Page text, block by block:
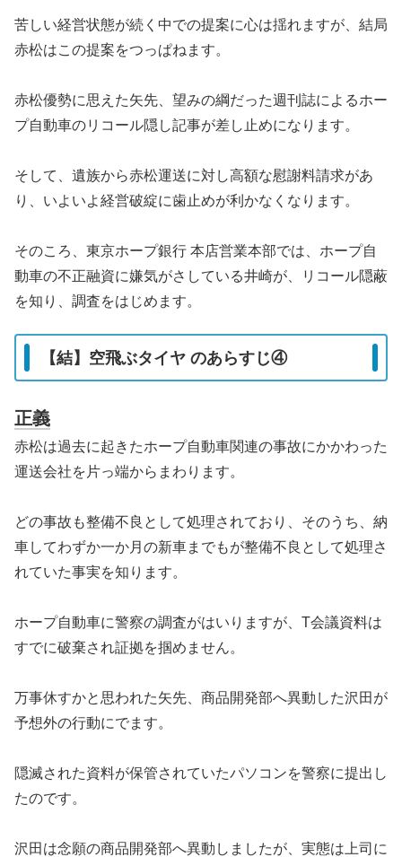
苦しい経営状態が続く中での提案に心は揺れますが、結局
赤松はこの提案をつっぱねます。
赤松優勢に思えた矢先、望みの綱だった週刊誌によるホー
プ自動車のリコール隠し記事が差し止めになります。
そして、遺族から赤松運送に対し高額な慰謝料請求があ
り、いよいよ経営破綻に歯止めが利かなくなります。
そのころ、東京ホープ銀行 本店営業本部では、ホープ自
動車の不正融資に嫌気がさしている井崎が、リコール隠蔽
を知り、調査をはじめます。
【結】空飛ぶタイヤ のあらすじ④
正義
赤松は過去に起きたホープ自動車関連の事故にかかわった
運送会社を片っ端からまわります。
どの事故も整備不良として処理されており、そのうち、納
車してわずか一か月の新車までもが整備不良として処理さ
れていた事実を知ります。
ホープ自動車に警察の調査がはいりますが、T会議資料は
すでに破棄され証拠を掴めません。
万事休すかと思われた矢先、商品開発部へ異動した沢田が
予想外の行動にでます。
隠滅された資料が保管されていたパソコンを警察に提出し
たのです。
沢田は念願の商品開発部へ異動しましたが、実態は上司に